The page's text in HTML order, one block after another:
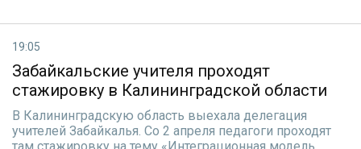
19:05
Забайкальские учителя проходят
стажировку в Калининградской области
В Калининградскую область выехала делегация
учителей Забайкалья. Со 2 апреля педагоги проходят